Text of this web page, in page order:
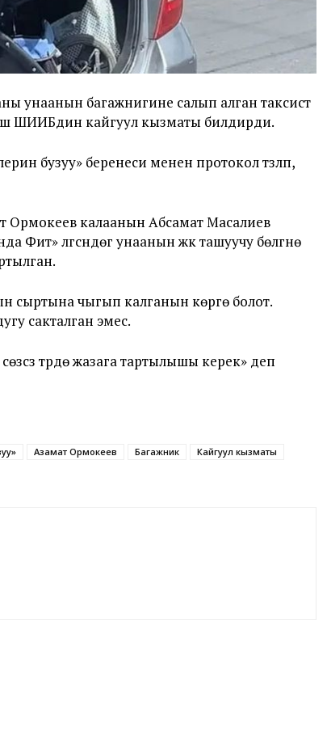
унаанын багажнигине салып алган таксист
ШИИБдин кайгуул кызматы билдирди.
бузуу» беренеси менен протокол түзүлүп,
Ормокеев калаанын Абсамат Масалиев
Фит» үлгүсүндөгү унаанын жүк ташуучу бөлүгүнө
сыртына чыгып калганын көрүүгө болот.
сакталган эмес.
түрдө жазага тартылышы керек» деп
Азамат Ормокеев Багажник
Кайгуул кызматы